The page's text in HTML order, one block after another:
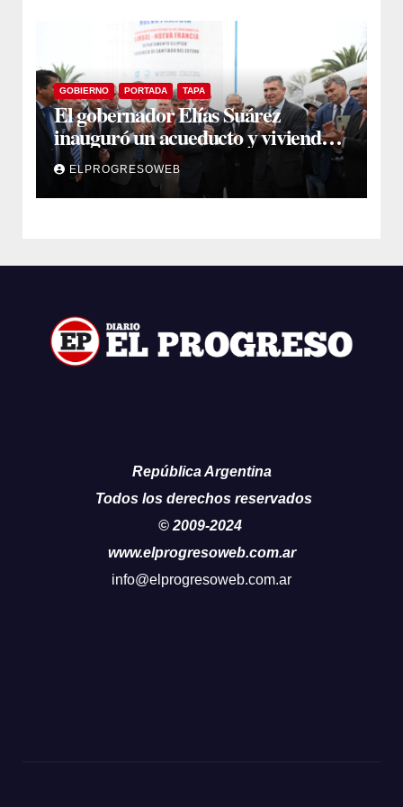
GOBIERNO PORTADA TAPA
El gobernador Elías Suárez
inauguró un acueducto y viviendas
sociales en El Simbol y Nueva
Francia
ELPROGRESOWEB
República Argentina
Todos los derechos reservados
© 2009-2024
www.elprogresoweb.com.ar
info@elprogresoweb.com.ar